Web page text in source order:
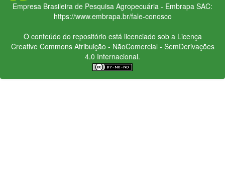
Empresa Brasileira de Pesquisa Agropecuária - Embrapa SAC:
https://www.embrapa.br/fale-conosco
O conteúdo do repositório está licenciado sob a Licença
Creative CommonsAtribuição - NãoComercial - SemDerivações
4.0 Internacional.